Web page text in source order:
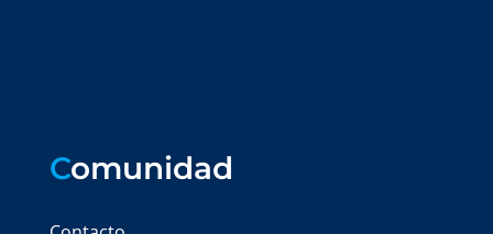
Comunidad